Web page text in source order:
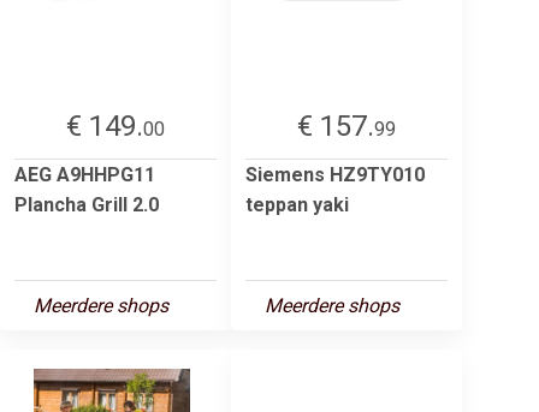
€ 149.00
AEG A9HHPG11
Plancha Grill 2.0
Meerdere shops
€ 157.99
Siemens HZ9TY010
teppan yaki
Meerdere shops